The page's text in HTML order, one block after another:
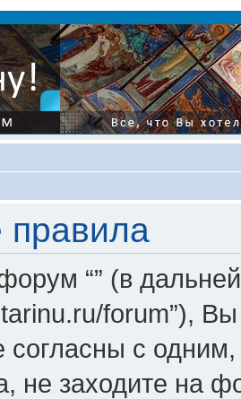
“” (в
forum”),
с
не заходите на